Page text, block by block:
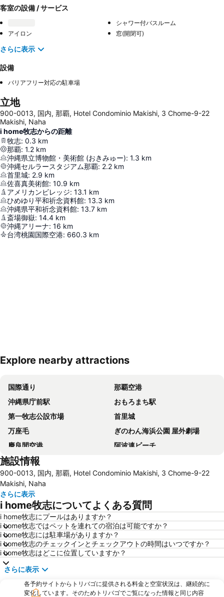
客室の設備 / サービス
シャワー付バスルーム
アイロン
窓(開閉可)
さらに表示
設備
バリアフリー対応の駐車場
立地
900-0013, 国内, 那覇, Hotel Condominio Makishi, 3 Chome-9-22
Makishi, Naha
i home牧志からの距離
牧志: 0.3 km
那覇: 1.2 km
沖縄県立博物館・美術館 (おきみゅー): 1.3 km
沖縄セルラースタジアム那覇: 2.2 km
首里城: 2.9 km
佐喜真美術館: 10.9 km
アメリカンビレッジ: 13.1 km
ひめゆり平和祈念資料館: 13.3 km
沖縄県平和祈念資料館: 13.7 km
斎場御嶽: 14.4 km
沖縄アリーナ: 16 km
台湾桃園国際空港: 660.3 km
地図を拡大
Explore nearby attractions
国際通り
那覇空港
沖縄県庁前駅
おもろまち駅
第一牧志公設市場
首里城
万座毛
ぎのわん海浜公園 屋外劇場
慶良間空港
阿波連ビーチ
平和記念公園‐糸満市
Fukushu-en Garden
Odd Land
Tomari Iyumachi
Shureimon
Heiwadori
施設情報
900-0013, 国内, 那覇, Hotel Condominio Makishi, 3 Chome-9-22
Makishi, Naha
さらに表示
i home牧志についてよくある質問
i home牧志にプールはありますか？
i home牧志ではペットを連れての宿泊は可能ですか？
i home牧志には駐車場がありますか？
i home牧志のチェックインとチェックアウトの時間はいつですか？
i home牧志はどこに位置していますか？
さらに表示
各予約サイトからトリバゴに提供される料金と空室状況は、継続的に
変化しています。そのためトリバゴでご覧になった情報と同じ内容